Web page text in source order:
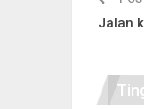
Jalan